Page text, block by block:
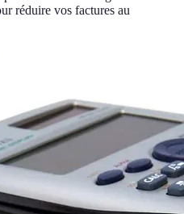
réduire vos factures au